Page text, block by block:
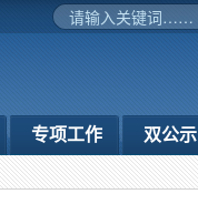
专项工作 双公示